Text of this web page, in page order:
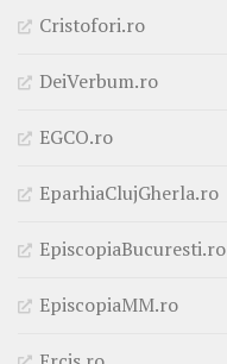
Cristofori.ro
DeiVerbum.ro
EGCO.ro
EparhiaClujGherla.ro
EpiscopiaBucuresti.ro
EpiscopiaMM.ro